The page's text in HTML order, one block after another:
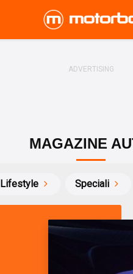
MAGAZINE
Lifestyle Speciali